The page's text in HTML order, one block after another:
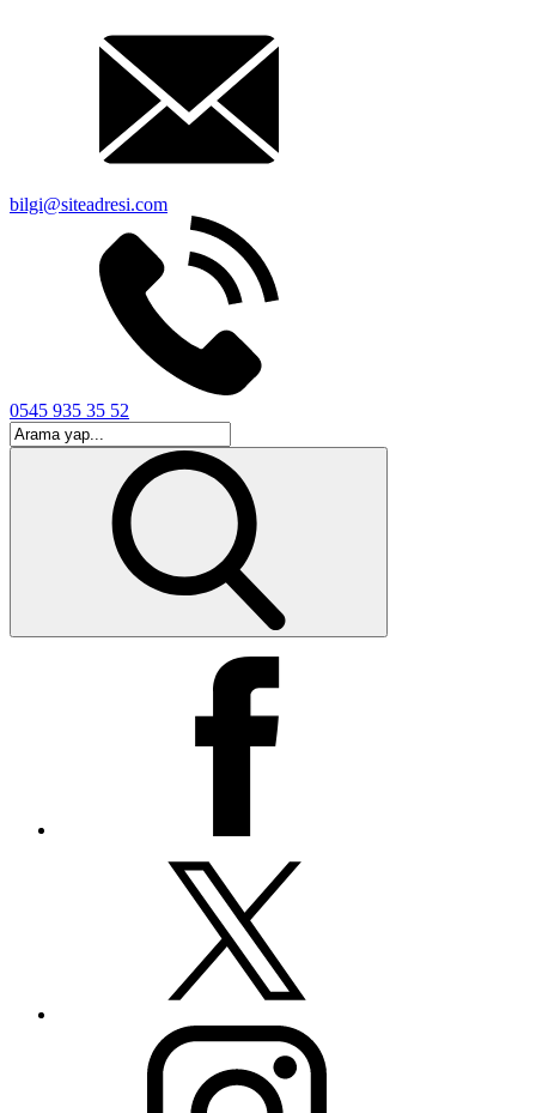
bilgi@siteadresi.com
0545 935 35 52